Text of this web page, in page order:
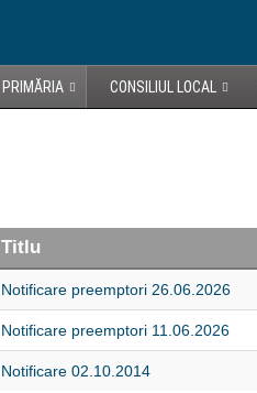
PRIMĂRIA CONSILIUL LOCAL
Titlu
Notificare preemptori 26.06.2026
Notificare preemptori 11.06.2026
Notificare 02.10.2014